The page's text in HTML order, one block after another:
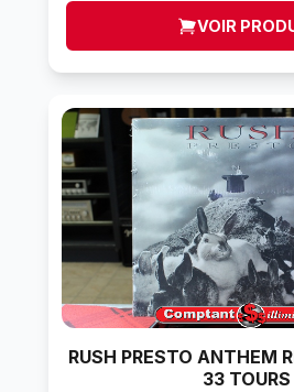
VOIR
RUSH PRESTO ANTHEM
33 TOURS